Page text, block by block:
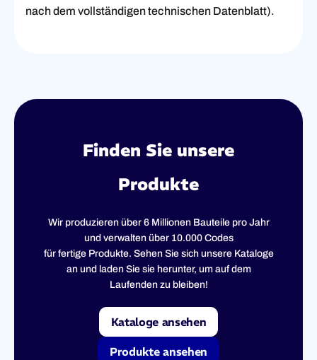
nach dem vollständigen technischen Datenblatt).
Finden Sie unsere
Produkte
Wir produzieren über 6 Millionen Bauteile pro Jahr
und verwalten über 10.000 Codes
für fertige Produkte. Sehen Sie sich unsere Kataloge
an und laden Sie sie herunter, um auf dem
Laufenden zu bleiben!
Kataloge ansehen
Produkte ansehen